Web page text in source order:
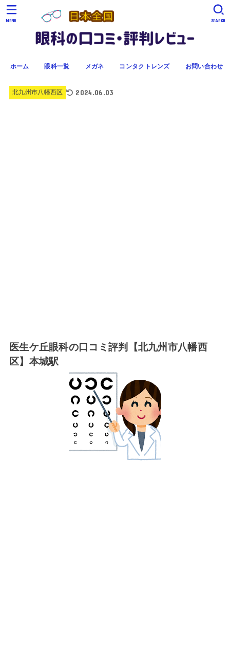
ホーム 眼科一覧 メガネ コンタクトレンズ お問い合わせ
SEARCH
MENU
北九州市八幡西区 2024.06.03
医生ケ丘眼科の口コミ評判【北九州市八幡西
区】本城駅